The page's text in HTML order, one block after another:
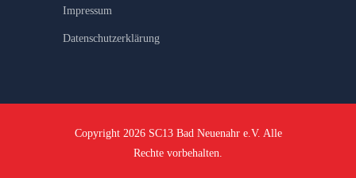
Impressum
Datenschutzerklärung
Copyright 2026 SC13 Bad Neuenahr e.V. Alle
Rechte vorbehalten.